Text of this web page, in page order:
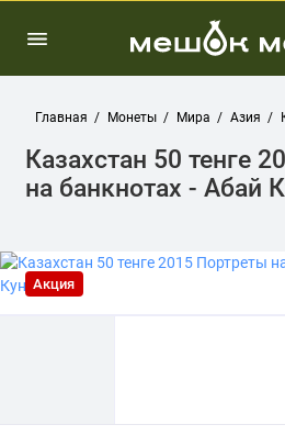
Главная Монеты Мира Азия
Казахстан 50 тенге
на банкнотах - Абай
Акция